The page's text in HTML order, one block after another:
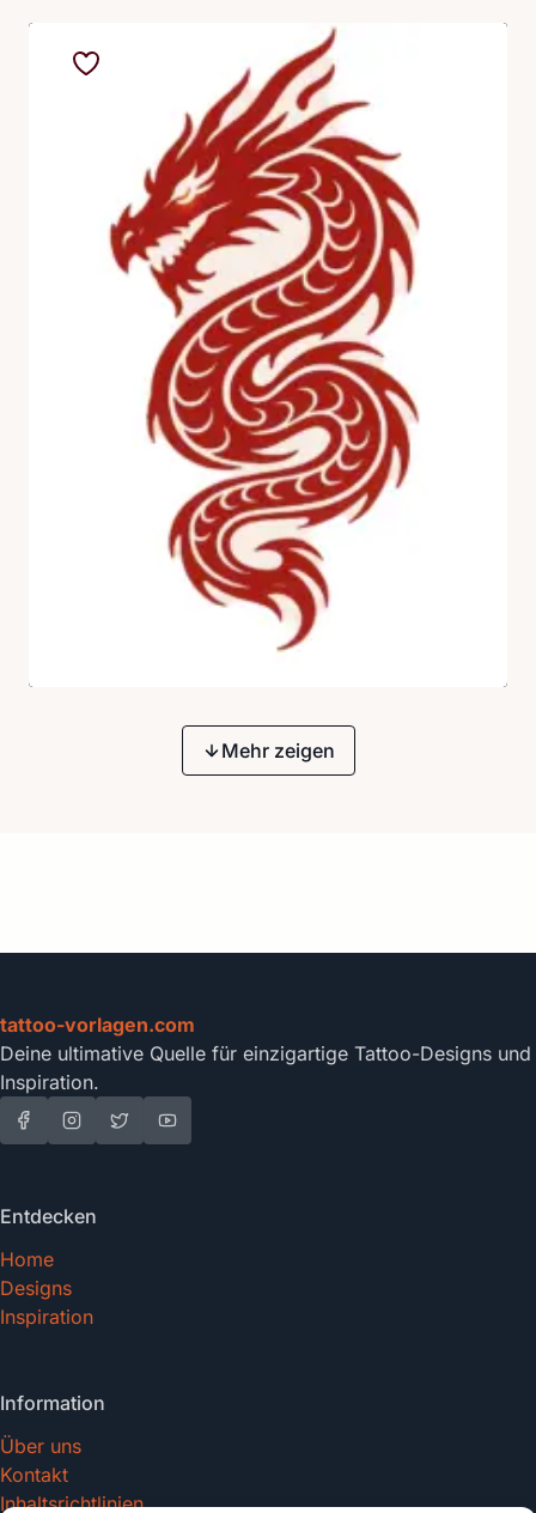
Mehr zeigen
tattoo-vorlagen.com
Deine ultimative Quelle für einzigartige Tattoo-Designs und
Inspiration.
Entdecken
Home
Designs
Inspiration
Information
Über uns
Kontakt
Inhaltsrichtlinien